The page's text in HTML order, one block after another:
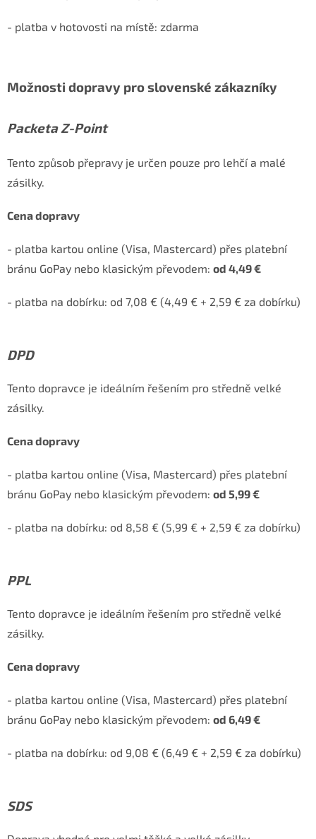
- platba v hotovosti na místě: zdarma
Možnosti dopravy pro slovenské zákazníky
Packeta Z-Point
Tento způsob přepravy je určen pouze pro lehčí a malé
zásilky.
Cena dopravy
- platba kartou online (Visa, Mastercard) přes platební
bránu GoPay nebo klasickým převodem: od 4,49 €
- platba na dobírku: od 7,08 € (4,49 € + 2,59 € za dobírku)
DPD
Tento dopravce je ideálním řešením pro středně velké
zásilky.
Cena dopravy
- platba kartou online (Visa, Mastercard) přes platební
bránu GoPay nebo klasickým převodem: od 5,99 €
- platba na dobírku: od 8,58 € (5,99 € + 2,59 € za dobírku)
PPL
Tento dopravce je ideálním řešením pro středně velké
zásilky.
Cena dopravy
- platba kartou online (Visa, Mastercard) přes platební
bránu GoPay nebo klasickým převodem: od 6,49 €
- platba na dobírku: od 9,08 € (6,49 € + 2,59 € za dobírku)
SDS